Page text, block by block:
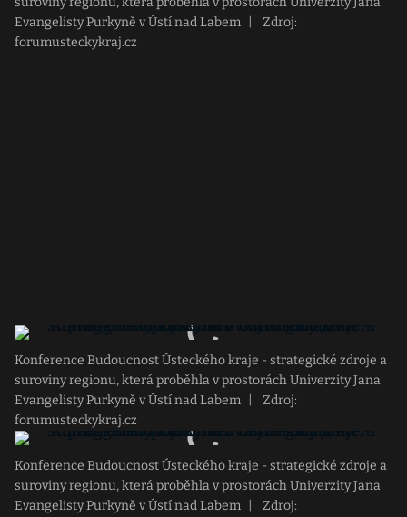
Evangelisty Purkyně v Ústí nad Labem
Zdroj:
forumusteckykraj.cz
Konference Budoucnost Ústeckého kraje - strategické zdroje a
suroviny regionu, která proběhla v prostorách Univerzity Jana
Evangelisty Purkyně v Ústí nad Labem
Zdroj:
forumusteckykraj.cz
Konference Budoucnost Ústeckého kraje - strategické zdroje a
suroviny regionu, která proběhla v prostorách Univerzity Jana
Evangelisty Purkyně v Ústí nad Labem
Zdroj: